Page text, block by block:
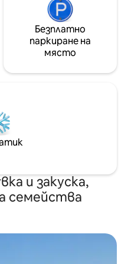
Безплатно
паркиране на
място
и закуска,
семейства